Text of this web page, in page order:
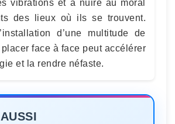
vibrations et à nuire au moral
des lieux où ils se trouvent.
d’une multitude de
face à face peut accélérer
et la rendre néfaste.